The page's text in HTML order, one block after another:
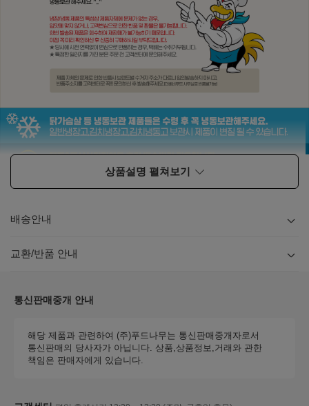
상품설명 펼쳐보기
배송안내
내용
교환/반품 안내
내용
통신판매중개 안내
해당 제품과 관련하여 (주)푸드나무는 통신판매중개자로서
통신판매의 당사자가 아닙니다. 상품,상품정보,거래와 관한
책임은 판매자에게 있습니다.